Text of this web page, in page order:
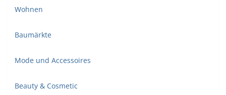
Wohnen
Baumärkte
Mode und Accessoires
Beauty & Cosmetic